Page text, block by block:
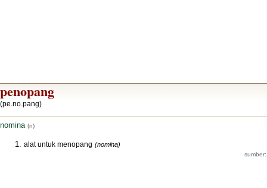
penopang
(pe.no.pang)
nomina (n)
alat untuk menopang (nomina)